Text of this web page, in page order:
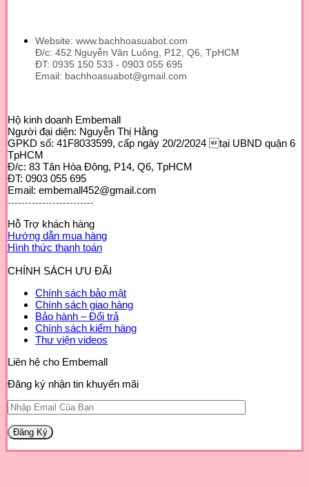
Website: www.bachhoasuabot.com
Đ/c: 452 Nguyễn Văn Luông, P12, Q6, TpHCM
ĐT: 0935 150 533 - 0903 055 695
Email: bachhoasuabot@gmail.com
Hộ kinh doanh Embemall
Người đại diện: Nguyễn Thị Hằng
GPKD số: 41F8033599, cấp ngày 20/2/2024 tại UBND quận 6
TpHCM
Đ/c: 83 Tân Hòa Đông, P14, Q6, TpHCM
ĐT: 0903 055 695
Email: embemall452@gmail.com
-------------------------
Hỗ Trợ khách hàng
Hướng dẫn mua hàng
Hình thức thanh toán
CHÍNH SÁCH ƯU ĐÃI
Chính sách bảo mật
Chính sách giao hàng
Bảo hành – Đổi trả
Chính sách kiểm hàng
Thư viện videos
Liên hệ cho Embemall
Đăng ký nhận tin khuyến mãi